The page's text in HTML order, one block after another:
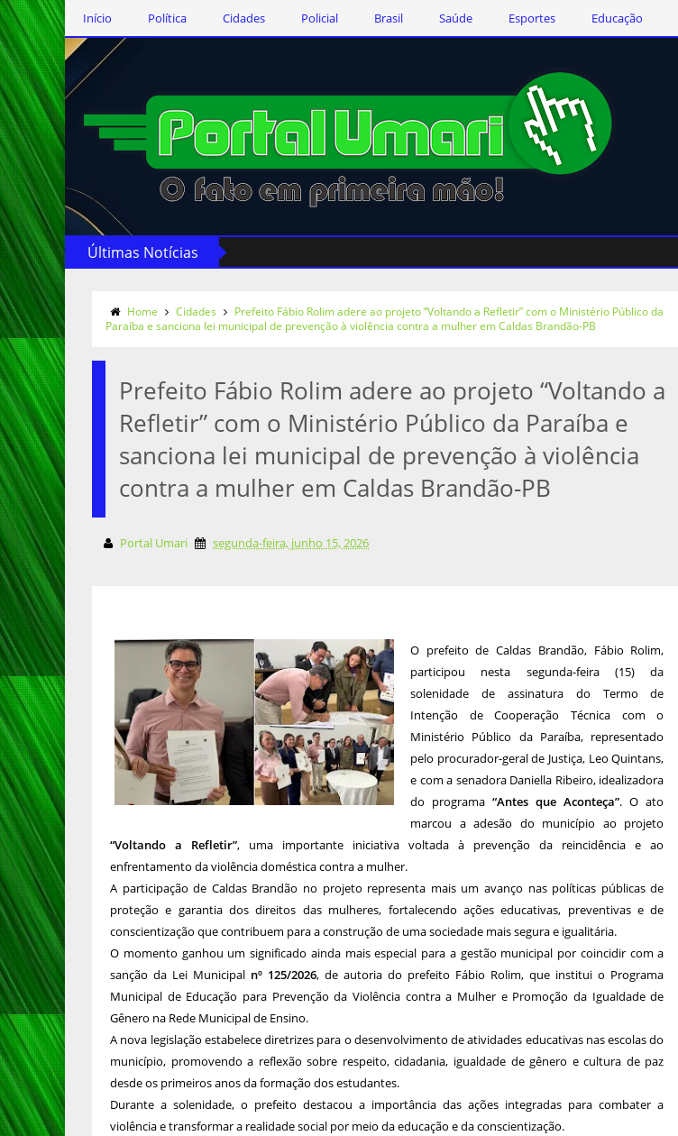
Início Política Cidades Policial Brasil Saúde Esportes Educação
Últimas Notícias
Home Cidades
Prefeito Fábio Rolim adere ao projeto “Voltando a Refletir” com o Ministério Público da
Paraíba e sanciona lei municipal de prevenção à violência contra a mulher em Caldas Brandão-PB
Prefeito Fábio Rolim adere ao projeto “Voltando a
Refletir” com o Ministério Público da Paraíba e
sanciona lei municipal de prevenção à violência
contra a mulher em Caldas Brandão-PB
Portal Umari segunda-feira, junho 15, 2026
O prefeito de Caldas Brandão, Fábio Rolim,
participou nesta segunda-feira (15) da
solenidade de assinatura do Termo de
Intenção de Cooperação Técnica com o
Ministério Público da Paraíba, representado
pelo procurador-geral de Justiça, Leo Quintans,
e com a senadora Daniella Ribeiro, idealizadora
do programa“Antes que Aconteça”. O ato
marcou a adesão do município ao projeto
“Voltando a Refletir”, uma importante iniciativa voltada à prevenção da reincidência e ao
enfrentamento da violência doméstica contra a mulher.
A participação de Caldas Brandão no projeto representa mais um avanço nas políticas públicas de
proteção e garantia dos direitos das mulheres, fortalecendo ações educativas, preventivas e de
conscientização que contribuem para a construção de uma sociedade mais segura e igualitária.
O momento ganhou um significado ainda mais especial para a gestão municipal por coincidir com a
sanção da Lei Municipal nº 125/2026, de autoria do prefeito Fábio Rolim, que institui o Programa
Municipal de Educação para Prevenção da Violência contra a Mulher e Promoção da Igualdade de
Gênero na Rede Municipal de Ensino.
A nova legislação estabelece diretrizes para o desenvolvimento de atividades educativas nas escolas do
município, promovendo a reflexão sobre respeito, cidadania, igualdade de gênero e cultura de paz
desde os primeiros anos da formação dos estudantes.
Durante a solenidade, o prefeito destacou a importância das ações integradas para combater a
violência e transformar a realidade social por meio da educação e da conscientização.